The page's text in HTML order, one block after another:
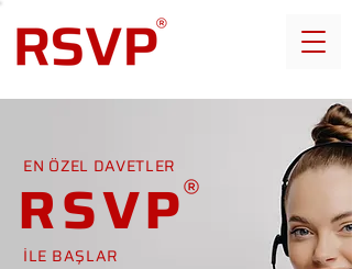
EN ÖZEL DAVETLER
RSVP
İLE BAŞLAR